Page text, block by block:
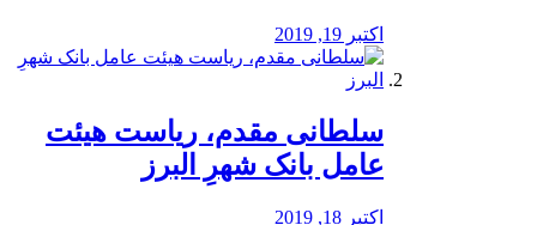
اکتبر 19, 2019
سلطانی مقدم، ریاست هیئت
عامل بانک شهرِ البرز
اکتبر 18, 2019